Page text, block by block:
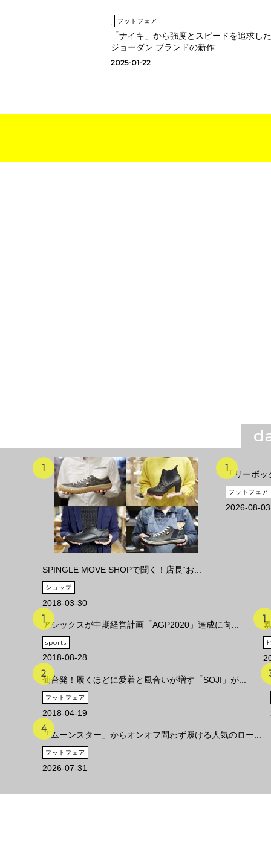
フットフェア
「ナイキ」から強度とスピードを追求した
ジョーダン ブランドの新作...
2025-01-22
SPINGLE MOVE SHOPで聞く！店長“お...
ショップ
2018-03-30
「リーボ
フットフェア
2026-08-03
アシックスが中期経営計画「AGP2020」達成に向...
sports
2018-08-28
仙台発！履くほどに愛着と風合いが増す「SOJI」が...
フットフェア
2018-04-19
「ムーンスター」からオンオフ問わず履ける人気のロー...
フットフェア
2026-07-31